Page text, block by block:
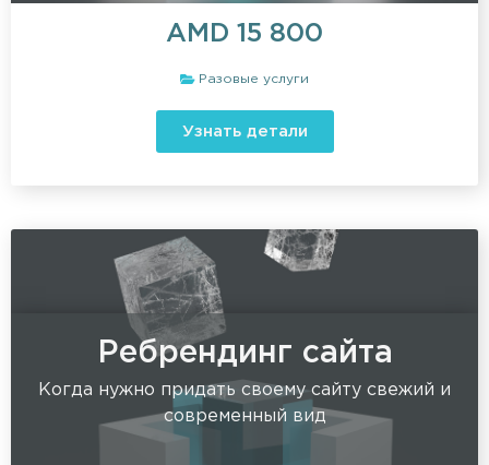
Разовые услуги
AMD 15 800
Узнать детали
Ребрендинг сайта
Когда нужно придать своему сайту свежий и
современный вид